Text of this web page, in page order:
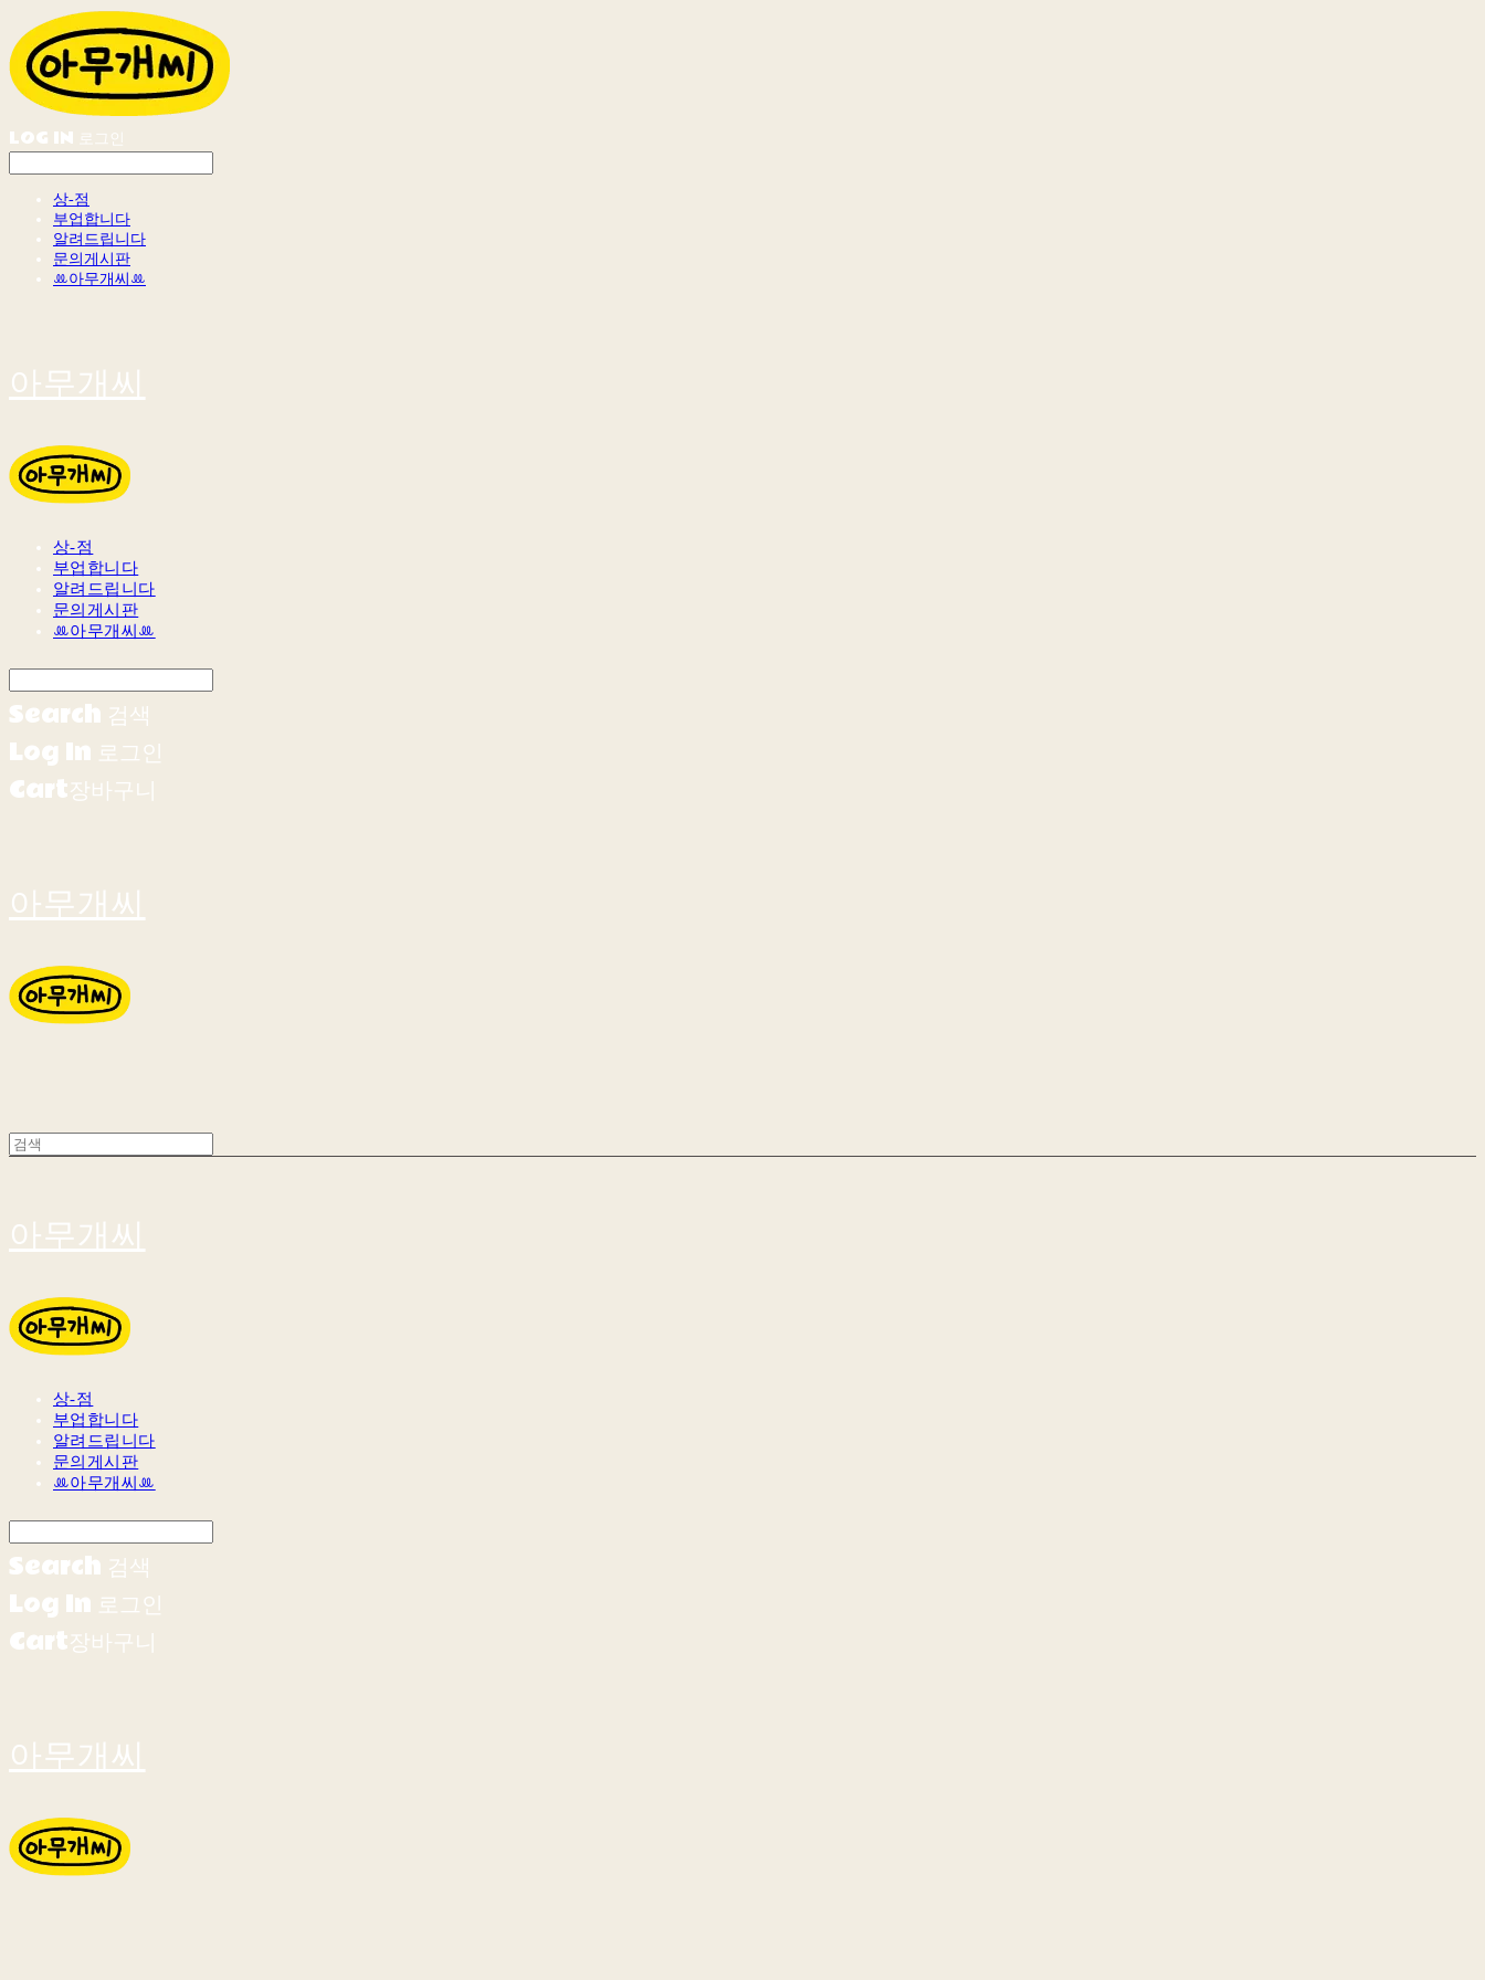
LOG IN 로그인
상-점
부업합니다
알려드립니다
문의게시판
ꔛ아무개씨ꔛ
아무개씨
상-점
부업합니다
알려드립니다
문의게시판
ꔛ아무개씨ꔛ
Search 검색
Log In 로그인
Cart장바구니
아무개씨
아무개씨
상-점
부업합니다
알려드립니다
문의게시판
ꔛ아무개씨ꔛ
Search 검색
Log In 로그인
Cart장바구니
아무개씨